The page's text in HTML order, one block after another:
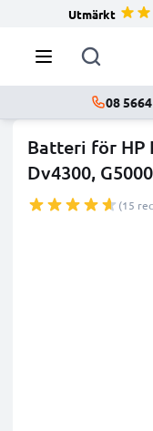
Utmärkt
08
Batteri för HP
Dv4300,
(15